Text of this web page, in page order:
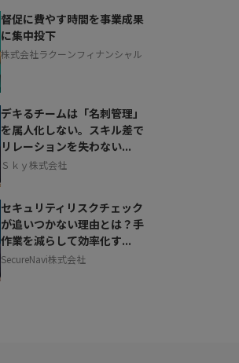
督促に費やす時間を事業成果
に集中投下
株式会社ラクーンフィナンシャル
デキるチームは「名刺管理」
を属人化しない。スキル差で
リレーションを失わない...
Ｓｋｙ株式会社
セキュリティリスクチェック
が追いつかない理由とは？手
作業を減らして効率化す...
SecureNavi株式会社